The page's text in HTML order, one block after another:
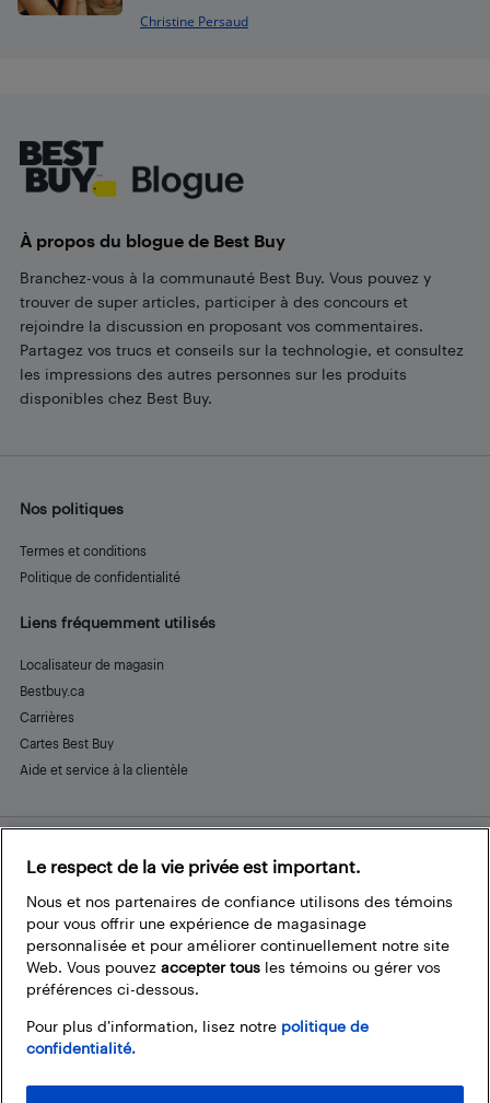
Christine Persaud
À propos du blogue de Best Buy
Branchez-vous à la communauté Best Buy. Vous pouvez y
trouver de super articles, participer à des concours et
rejoindre la discussion en proposant vos commentaires.
Partagez vos trucs et conseils sur la technologie, et consultez
les impressions des autres personnes sur les produits
disponibles chez Best Buy.
Nos politiques
Termes et conditions
Politique de confidentialité
Liens fréquemment utilisés
Localisateur de magasin
Bestbuy.ca
Carrières
Cartes Best Buy
Aide et service à la clientèle
Restez connecté
FacebookInstagram
PinterestLinkedInYouTube
Le respect de la vie privée est important.
Nous et nos partenaires de confiance utilisons des témoins
pour vous offrir une expérience de magasinage
personnalisée et pour améliorer continuellement notre site
Web. Vous pouvez accepter tous les témoins ou gérer vos
préférences ci-dessous.
Pour plus d’information, lisez notre politique de
confidentialité.